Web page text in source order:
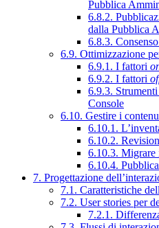
Pubblica
6.8.2.
dalla Pubblica
6.8.3.
6.9. Ottimizzazione
6.9.1. I fattori
6.9.2. I fattori
6.9.3.
Console
6.10. Gestire i
6.10.1.
6.10.2.
6.10.3. Migrare
6.10.4.
7. Progettazione
7.1. Caratteristiche
7.2. User stories per
7.2.1.